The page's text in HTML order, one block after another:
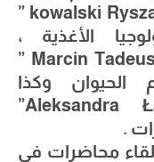
البولندي البروفيسور ” kowalski Ryszard ”
الأغذية ،
والبروفيسور “Marcin Tadeusz Górecki ”
وكذا
البروفيسور” Aleksandra Łangowsk”
.
محاضرات في